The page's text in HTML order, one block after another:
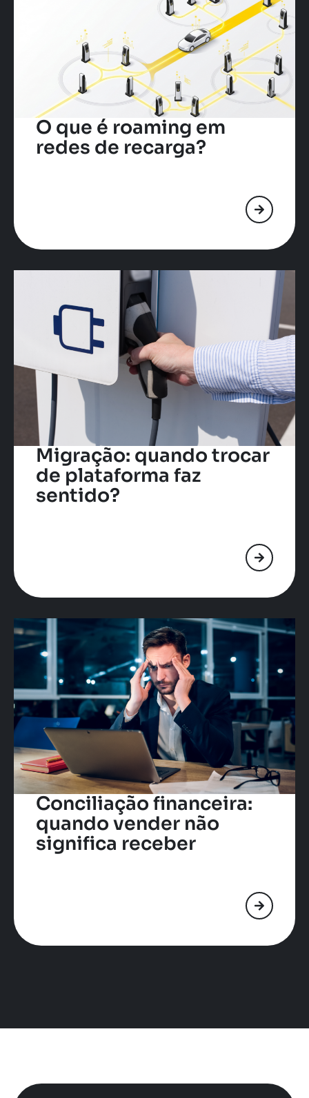
O que é roaming em
redes de recarga?
Migração: quando trocar
de plataforma faz
sentido?
Conciliação financeira:
quando vender não
significa receber